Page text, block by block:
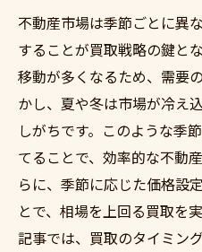
不動産市場は季節ごとに異
することが買取戦略の鍵と
移動が多くなるため、需要
かし、夏や冬は市場が冷え
しがちです。このような季
てることで、効率的な不動
らに、季節に応じた価格設
とで、相場を上回る買取を
記事では、買取のタイミン